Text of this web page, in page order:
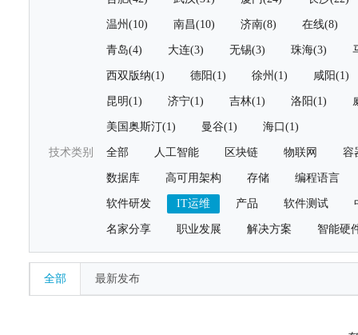
温州(10) 南昌(10) 济南(8) 在线(8)
青岛(4) 大连(3) 无锡(3) 珠海(3)
西双版纳(1) 德阳(1) 徐州(1) 咸阳(1)
昆明(1) 济宁(1) 吉林(1) 洛阳(1)
美国奥斯汀(1) 曼谷(1) 海口(1)
技术类别 全部 人工智能 区块链 物联网 容
数据库 高可用架构 存储 编程语言
软件研发 IT运维 产品 软件测试
名家分享 职业发展 解决方案 智能硬
全部 最新发布